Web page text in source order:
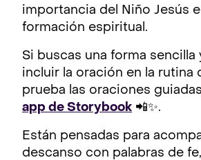
importancia del Niño Jesús
formación espiritual.
Si buscas una forma sencilla
incluir la oración en la rutina
prueba las oraciones
app de Storybook 📲✨.
Están pensadas para
descanso con palabras de